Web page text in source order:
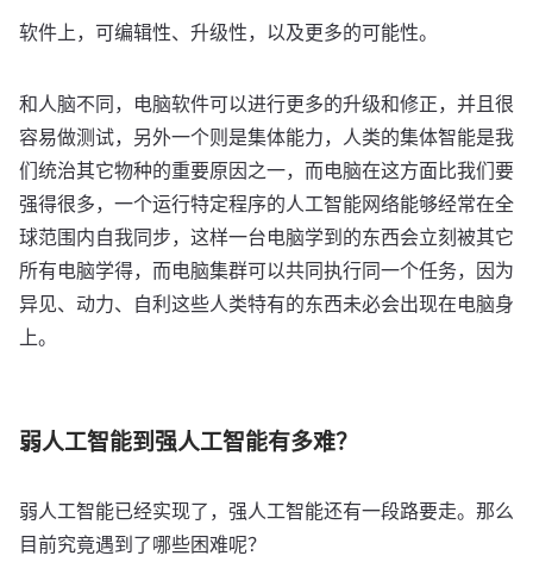
软件上，可编辑性、升级性，以及更多的可能性。
和人脑不同，电脑软件可以进行更多的升级和修正，并且很
容易做测试，另外一个则是集体能力，人类的集体智能是我
们统治其它物种的重要原因之一，而电脑在这方面比我们要
强得很多，一个运行特定程序的人工智能网络能够经常在全
球范围内自我同步，这样一台电脑学到的东西会立刻被其它
所有电脑学得，而电脑集群可以共同执行同一个任务，因为
异见、动力、自利这些人类特有的东西未必会出现在电脑身
上。
弱人工智能到强人工智能有多难？
弱人工智能已经实现了，强人工智能还有一段路要走。那么
目前究竟遇到了哪些困难呢？